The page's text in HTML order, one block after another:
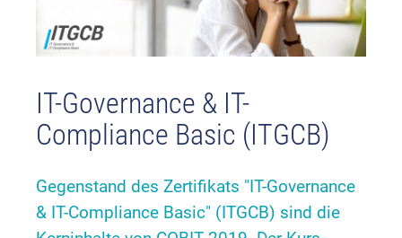
IT-Governance & IT-
Compliance Basic (ITGCB)
Gegenstand des Zertifikats "IT-Governance
& IT-Compliance Basic" (ITGCB) sind die